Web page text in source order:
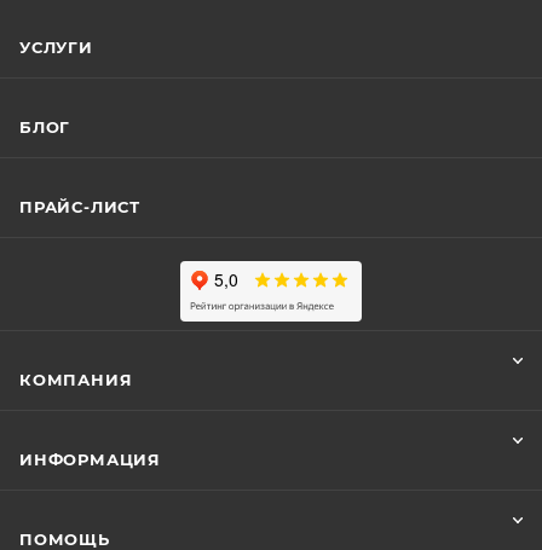
УСЛУГИ
БЛОГ
ПРАЙС-ЛИСТ
КОМПАНИЯ
ИНФОРМАЦИЯ
ПОМОЩЬ